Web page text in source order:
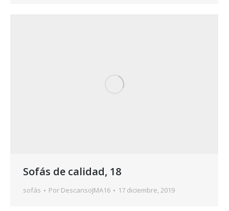
Sofás de calidad, 18
sofás Por DescansoJMA16 17 diciembre, 2019